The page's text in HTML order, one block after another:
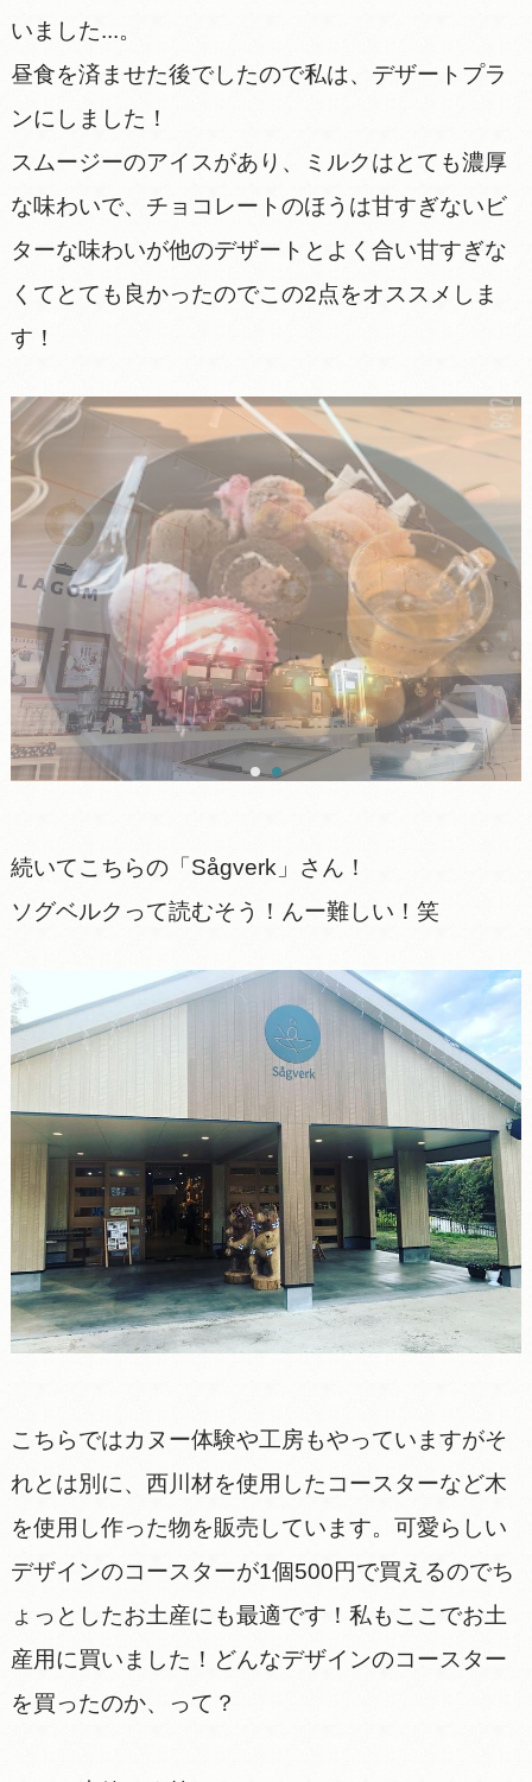
いました...。
昼食を済ませた後でしたので私は、デザートプラ
ンにしました！
スムージーのアイスがあり、ミルクはとても濃厚
な味わいで、チョコレートのほうは甘すぎないビ
ターな味わいが他のデザートとよく合い甘すぎな
くてとても良かったのでこの2点をオススメしま
す！
続いてこちらの「Sågverk」さん！
ソグベルクって読むそう！んー難しい！笑
こちらではカヌー体験や工房もやっていますがそ
れとは別に、西川材を使用したコースターなど木
を使用し作った物を販売しています。可愛らしい
デザインのコースターが1個500円で買えるのでち
ょっとしたお土産にも最適です！私もここでお土
産用に買いました！どんなデザインのコースター
を買ったのか、って？